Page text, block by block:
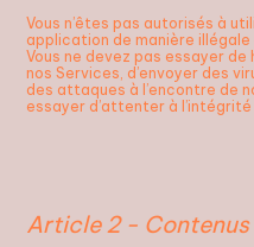
Vous n’êtes pas autorisés à
application de manière illégale
Vous ne devez pas essayer
nos Services, d’envoyer des
des attaques à l’encontre de
essayer d’attenter à l’intégrité
Article 2 -